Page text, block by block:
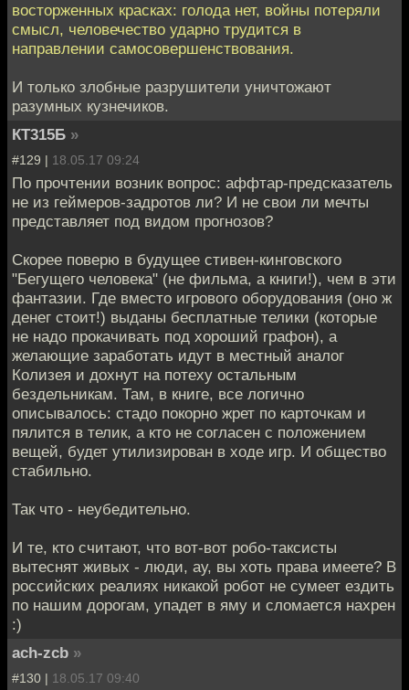
восторженных красках: голода нет, войны потеряли
смысл, человечество ударно трудится в
направлении самосовершенствования.
И только злобные разрушители уничтожают
разумных кузнечиков.
КТ315Б »
#129 | 18.05.17 09:24
По прочтении возник вопрос: аффтар-предсказатель
не из геймеров-задротов ли? И не свои ли мечты
представляет под видом прогнозов?
Скорее поверю в будущее стивен-кинговского
"Бегущего человека" (не фильма, а книги!), чем в эти
фантазии. Где вместо игрового оборудования (оно ж
денег стоит!) выданы бесплатные телики (которые
не надо прокачивать под хороший графон), а
желающие заработать идут в местный аналог
Колизея и дохнут на потеху остальным
бездельникам. Там, в книге, все логично
описывалось: стадо покорно жрет по карточкам и
пялится в телик, а кто не согласен с положением
вещей, будет утилизирован в ходе игр. И общество
стабильно.
Так что - неубедительно.
И те, кто считают, что вот-вот робо-таксисты
вытеснят живых - люди, ау, вы хоть права имеете? В
российских реалиях никакой робот не сумеет ездить
по нашим дорогам, упадет в яму и сломается нахрен
:)
ach-zcb »
#130 | 18.05.17 09:40